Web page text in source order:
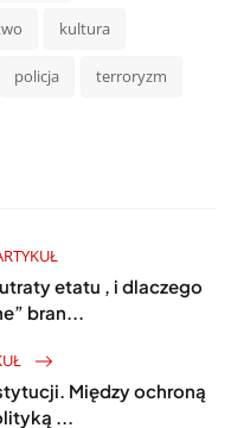
kultura
policja terroryzm
etatu , i dlaczego
bran...
Między ochroną
...